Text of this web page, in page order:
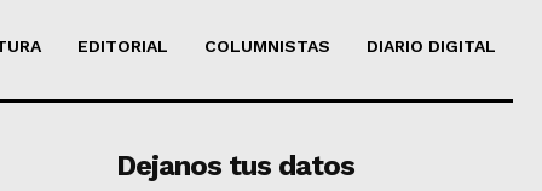
EDITORIAL COLUMNISTAS DIARIO DIGITAL
Dejanos tus datos